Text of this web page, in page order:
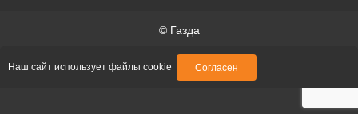
© Газда
Образец договора
Наш сайт использует файлы cookie Согласен